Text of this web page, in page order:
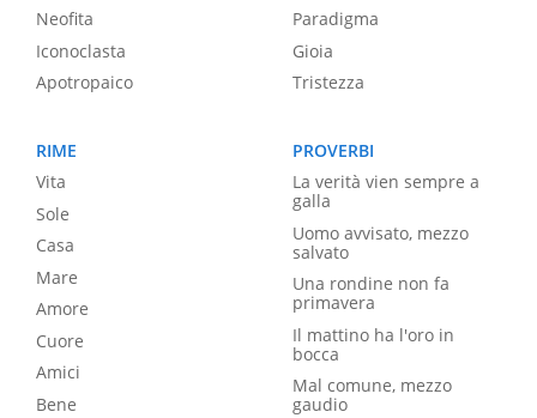
Neofita
Iconoclasta
Apotropaico
Paradigma
Gioia
Tristezza
RIME
Vita
Sole
Casa
Mare
Amore
Cuore
Amici
Bene
PROVERBI
La verità vien sempre a
galla
Uomo avvisato, mezzo
salvato
Una rondine non fa
primavera
Il mattino ha l'oro in
bocca
Mal comune, mezzo
gaudio